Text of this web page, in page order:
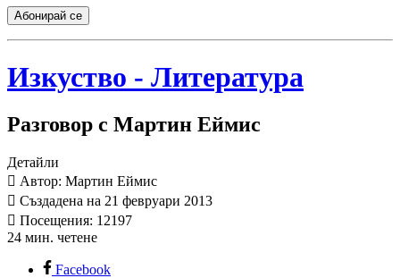
Абонирай се
Изкуство - Литература
Разговор с Мартин Еймис
Детайли
Автор: Мартин Еймис
Създадена на 21 февруари 2013
Посещения: 12197
24 мин. четене
Facebook